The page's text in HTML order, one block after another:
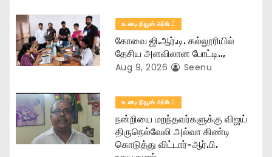
o
n
உடனடி நியூஸ் அப்டேட்
கோவை ஜி.ஆர்.டி. கல்லூரியில்
தேசிய அளவிலான போட்டி..,
Aug 9, 2026 Seenu
உடனடி நியூஸ் அப்டேட்
நன்றியை மறந்தவர்களுக்கு விஜய்
திருநெல்வேலி அல்வா கிண்டி
கொடுத்து விட்டார்-ஆர்‌.பி.